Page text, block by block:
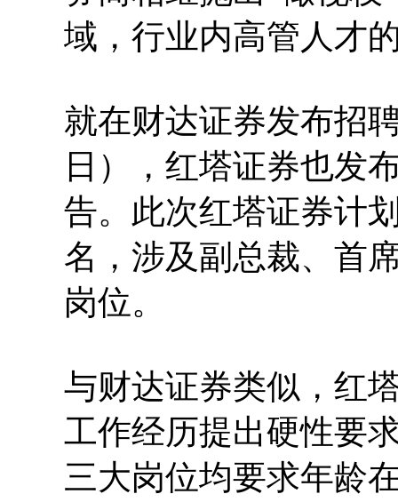
域，行业内高管人才
就在财达证券发布招
日），红塔证券也发
告。此次红塔证券计
名，涉及副总裁、首
岗位。
与财达证券类似，红
工作经历提出硬性要
三大岗位均要求年龄